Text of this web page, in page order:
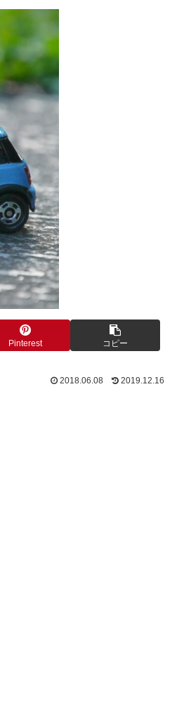
Pinterest コピー
2018.06.08 2019.12.16